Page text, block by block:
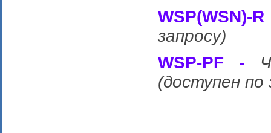
WSP(WSN)-
запросу)
WSP-PF -
(доступен по